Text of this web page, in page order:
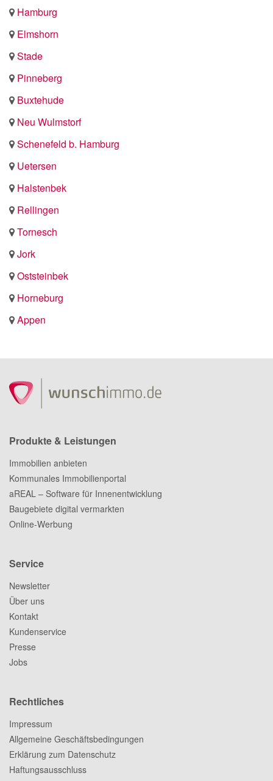
Hamburg
Elmshorn
Stade
Pinneberg
Buxtehude
Neu Wulmstorf
Schenefeld b. Hamburg
Uetersen
Halstenbek
Rellingen
Tornesch
Jork
Oststeinbek
Horneburg
Appen
Produkte & Leistungen
Immobilien anbieten
Kommunales Immobilienportal
aREAL – Software für Innenentwicklung
Baugebiete digital vermarkten
Online-Werbung
Service
Newsletter
Über uns
Kontakt
Kundenservice
Presse
Jobs
Rechtliches
Impressum
Allgemeine Geschäftsbedingungen
Erklärung zum Datenschutz
Haftungsausschluss